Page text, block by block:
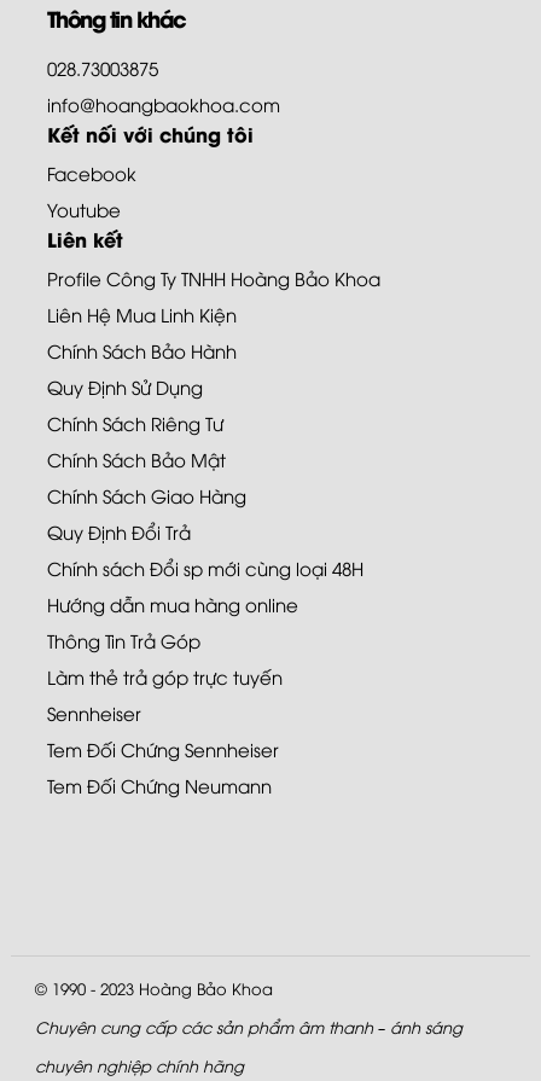
Thông tin khác
028.73003875
info@hoangbaokhoa.com
Kết nối với chúng tôi
Facebook
Youtube
Liên kết
Profile Công Ty TNHH Hoàng Bảo Khoa
Liên Hệ Mua Linh Kiện
Chính Sách Bảo Hành
Quy Định Sử Dụng
Chính Sách Riêng Tư
Chính Sách Bảo Mật
Chính Sách Giao Hàng
Quy Định Đổi Trả
Chính sách Đổi sp mới cùng loại 48H
Hướng dẫn mua hàng online
Thông Tin Trả Góp
Làm thẻ trả góp trực tuyến
Sennheiser
Tem Đối Chứng Sennheiser
Tem Đối Chứng Neumann
© 1990 - 2023 Hoàng Bảo Khoa
Chuyên cung cấp các sản phẩm âm thanh – ánh sáng
chuyên nghiệp chính hãng